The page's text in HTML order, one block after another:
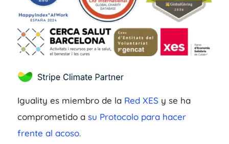
Iguality es miembro de la Red XES y se ha
comprometido a su Protocolo para hacer
frente al acoso.